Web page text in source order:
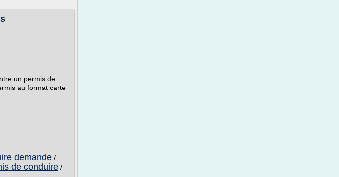
un permis de
au format carte
demande /
de conduire /